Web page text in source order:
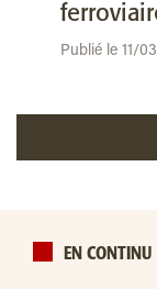
Publié le 11/
EN CONTINU